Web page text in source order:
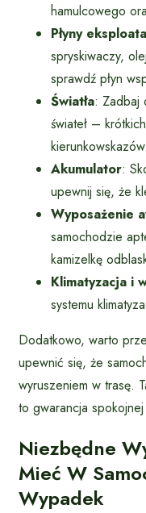
hamulcowego
Płyny
spryskiwaczy,
sprawdź płyn
Światła: Zadbaj
świateł –
kierunkowskazów.
Akumulator:
upewnij się, że
Wyposażenie
samochodzie
kamizelkę
Klimatyzacja i
systemu
Dodatkowo, warto
upewnić się, że
wyruszeniem w trasę.
to gwarancja
Niezbędne
Mieć W
Wypadek